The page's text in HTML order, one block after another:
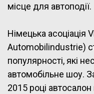
місце для автоподії.
Німецька асоціація
Automobilindustrie)
популярності, які
автомобільне шоу.
2015 році